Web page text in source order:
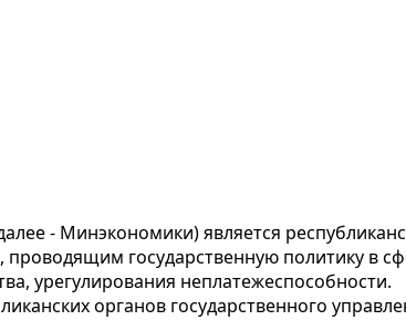
- Минэкономики) является
государственную политику в
урегулирования неплатежеспособности.
органов государственного